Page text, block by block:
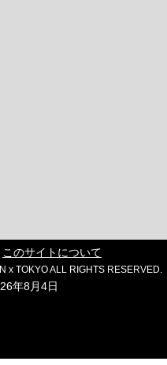
このサイトについて
x TOKYO ALL RIGHTS RESERVED.
年8月4日